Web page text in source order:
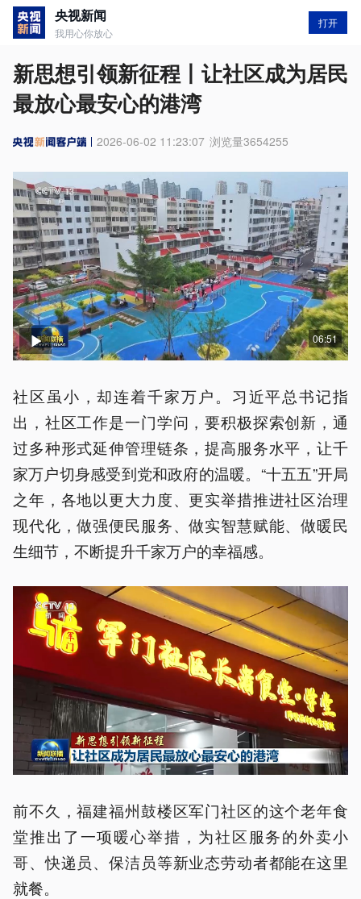
央视新闻
我用心你放心
打开
新思想引领新征程丨让社区成为居民
最放心最安心的港湾
2026-06-02 11:23:07 浏览量3654255
06:51
社区虽小，却连着千家万户。习近平总书记指
出，社区工作是一门学问，要积极探索创新，通
过多种形式延伸管理链条，提高服务水平，让千
家万户切身感受到党和政府的温暖。“十五五”开局
之年，各地以更大力度、更实举措推进社区治理
现代化，做强便民服务、做实智慧赋能、做暖民
生细节，不断提升千家万户的幸福感。
前不久，福建福州鼓楼区军门社区的这个老年食
堂推出了一项暖心举措，为社区服务的外卖小
哥、快递员、保洁员等新业态劳动者都能在这里
就餐。